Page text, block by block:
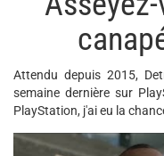
Attendu depuis 2015,
semaine dernière sur
PlayStation, j'ai eu la